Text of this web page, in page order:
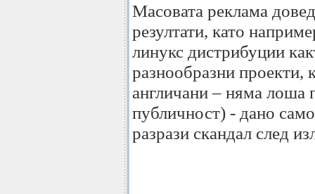
Масовата реклама
резултати, като
линукс дистрибуции
разнообразни проекти,
англичани – няма лоша
публичност) - дано
разрази скандал след